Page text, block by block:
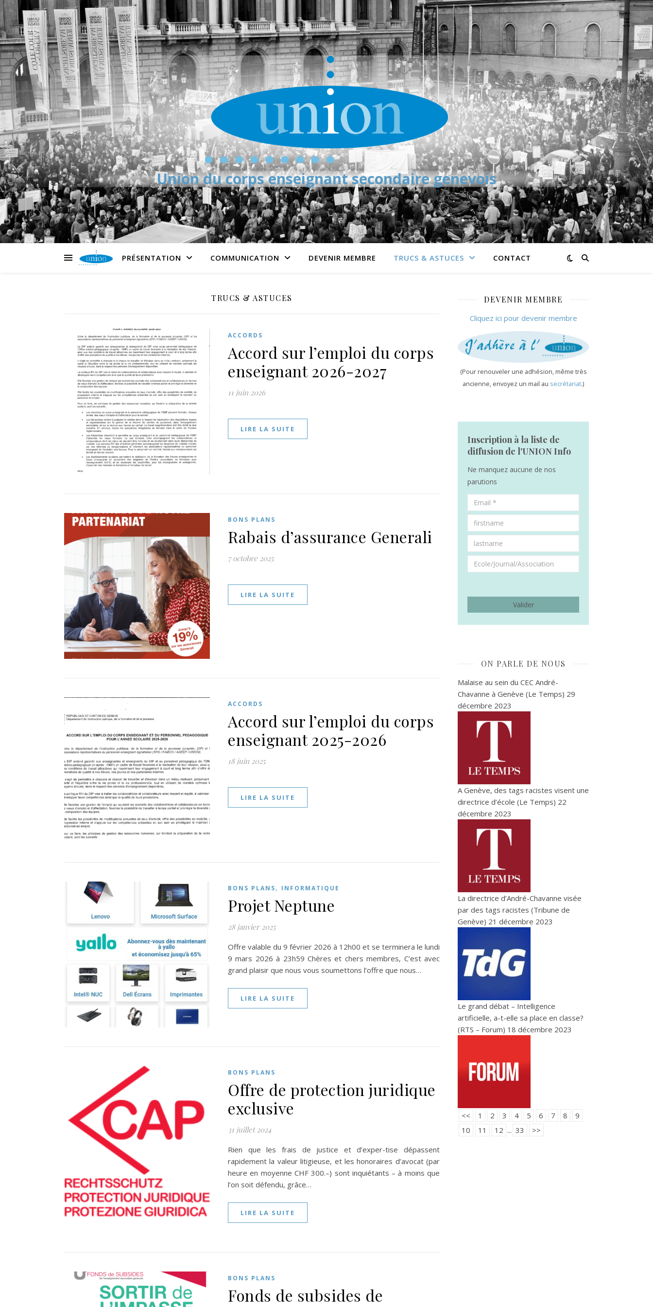
Union du corps enseignant secondaire genevois
PRÉSENTATION COMMUNICATION DEVENIR MEMBRE TRUCS & ASTUCES CONTACT
TRUCS & ASTUCES
ACCORDS
Accord sur l’emploi du corps
enseignant 2026-2027
11 juin 2026
LIRE LA SUITE
BONS PLANS
Rabais d’assurance Generali
7 octobre 2025
LIRE LA SUITE
ACCORDS
Accord sur l’emploi du corps
enseignant 2025-2026
18 juin 2025
LIRE LA SUITE
BONS PLANS, INFORMATIQUE
Projet Neptune
28 janvier 2025
Offre valable du 9 février 2026 à 12h00 et se terminera le lundi
9 mars 2026 à 23h59 Chères et chers membres, C’est avec
grand plaisir que nous vous soumettons l’offre que nous…
LIRE LA SUITE
BONS PLANS
Offre de protection juridique
exclusive
31 juillet 2024
Rien que les frais de justice et d’exper-tise dépassent
rapidement la valeur litigieuse, et les honoraires d’avocat (par
heure en moyenne CHF 300.–) sont inquiétants – à moins que
l’on soit défendu, grâce…
LIRE LA SUITE
BONS PLANS
Fonds de subsides de
DEVENIR MEMBRE
Cliquez ici pour devenir membre
(Pour renouveler une adhésion, même très
ancienne, envoyez un mail au secrétariat.)
Inscription à la liste de
diffusion de l'UNION Info
Ne manquez aucune de nos
parutions
ON PARLE DE NOUS
Malaise au sein du CEC André-
Chavanne à Genève (Le Temps) 29
décembre 2023
A Genève, des tags racistes visent une
directrice d’école (Le Temps) 22
décembre 2023
La directrice d’André-Chavanne visée
par des tags racistes (Tribune de
Genève) 21 décembre 2023
Le grand débat – Intelligence
artificielle, a-t-elle sa place en classe?
(RTS – Forum) 18 décembre 2023
<< 1 2 3 4 5 6 7 8
9
10
11 12 ... 33 >>